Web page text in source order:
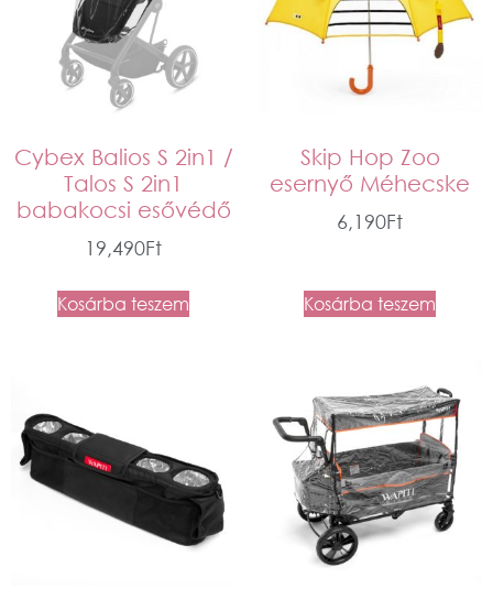
Cybex Balios S 2in1 /
Talos S 2in1
babakocsi esővédő
19,490Ft
Kosárba teszem
Skip Hop Zoo
esernyő Méhecske
6,190Ft
Kosárba teszem